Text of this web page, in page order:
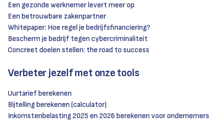
Een gezonde werknemer levert meer op
Een betrouwbare zakenpartner
Whitepaper: Hoe regel je bedrijfsfinanciering?
Bescherm je bedrijf tegen cybercriminaliteit
Concreet doelen stellen: the road to success
Verbeter jezelf met onze tools
Uurtarief berekenen
Bijtelling berekenen (calculator)
Inkomstenbelasting 2025 en 2026 berekenen voor ondernemers